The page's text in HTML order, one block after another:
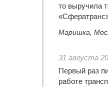
то выручила
Маришка,
31 августа
Первый раз
работе